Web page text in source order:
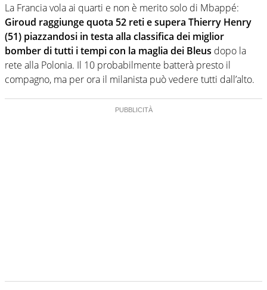
La Francia vola ai quarti e non è merito solo di Mbappé:
Giroud raggiunge quota 52 reti e supera Thierry Henry
(51) piazzandosi in testa alla classifica dei miglior
bomber di tutti i tempi con la maglia dei Bleus dopo la
rete alla Polonia. Il 10 probabilmente batterà presto il
compagno, ma per ora il milanista può vedere tutti dall’alto.